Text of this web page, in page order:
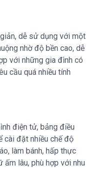
dễ sử dụng với một
nhờ độ bền cao, dễ
với những gia đình có
cầu quá nhiều tính
điện tử, bảng điều
cài đặt nhiều chế độ
làm bánh, hấp thực
ấm lâu, phù hợp với nhu